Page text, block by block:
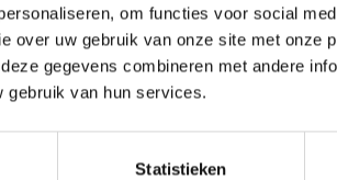
om functies voor social
over uw gebruik van onze site met onze
gegevens combineren met andere
gebruik van hun services.
Statistieken
de fout zag.
de-vub/alle-opleidingen